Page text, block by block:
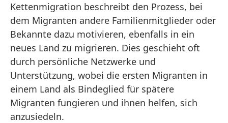
Kettenmigration beschreibt den Prozess, bei
dem Migranten andere Familienmitglieder oder
Bekannte dazu motivieren, ebenfalls in ein
neues Land zu migrieren. Dies geschieht oft
durch persönliche Netzwerke und
Unterstützung, wobei die ersten Migranten in
einem Land als Bindeglied für spätere
Migranten fungieren und ihnen helfen, sich
anzusiedeln.